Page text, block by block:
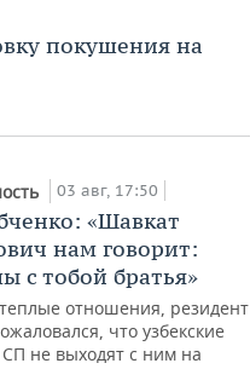
покушения на
03 авг, 17:50
«Шавкат
нам говорит:
с тобой братья»
отношения, резидент
что узбекские
не выходят с ним на